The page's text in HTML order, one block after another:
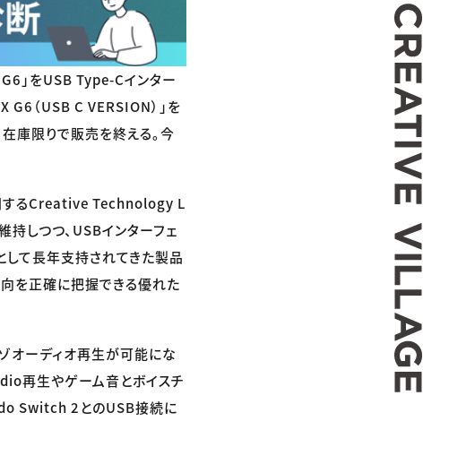
」をUSB Type-Cインター
（USB C VERSION）」を
庫限りで販売を終える。今
するCreative Technology L
しつつ、USBインターフェ
て長年支持されてきた製品
を正確に把握できる優れた
オーディオ再生が可能にな
再生やゲーム音とボイスチ
Switch 2とのUSB接続に